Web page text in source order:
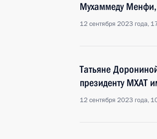
Мухаммеду Менфи,
12 сентября 2023 года,
Татьяне
президенту МХАТ
12 сентября 2023 года,